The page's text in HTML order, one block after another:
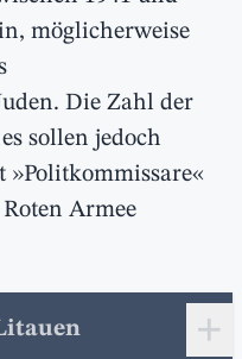
möglicherweise
Die Zahl der
sollen jedoch
»Politkommissare«
Armee
+